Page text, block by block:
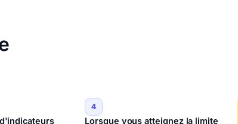
4
Lorsque vous atteignez la limite